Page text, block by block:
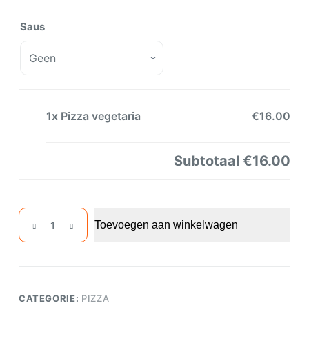
Saus
1x Pizza vegetaria €16.00
Subtotaal€16.00
Pizza
vegetaria
Toevoegen aan winkelwagen
CATEGORIE: PIZZA